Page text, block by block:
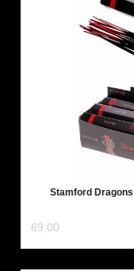
Stamford
69,00